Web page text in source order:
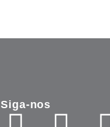
Siga-nos